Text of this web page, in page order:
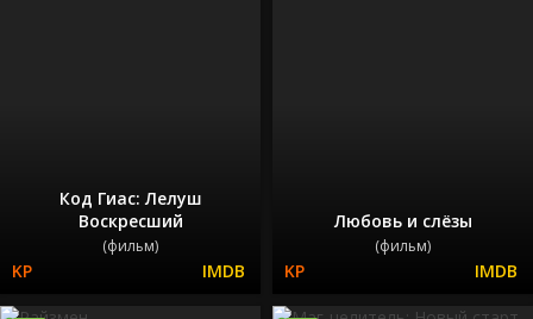
Код Гиас: Лелуш
Воскресший
(фильм)
Любовь и слёзы
(фильм)